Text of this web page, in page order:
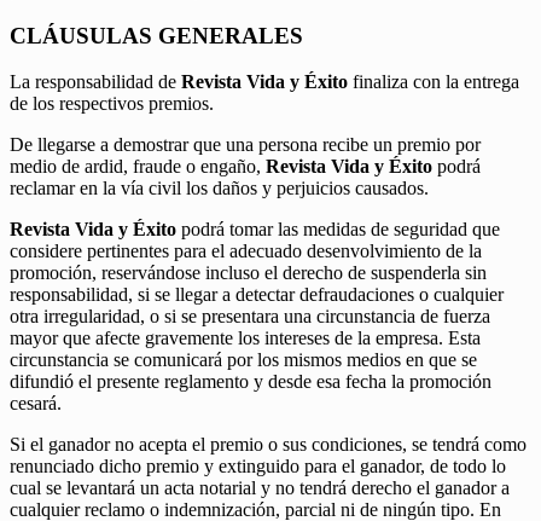
CLÁUSULAS GENERALES
La responsabilidad de Revista Vida y Éxito finaliza con la entrega
de los respectivos premios.
De llegarse a demostrar que una persona recibe un premio por
medio de ardid, fraude o engaño, Revista Vida y Éxito podrá
reclamar en la vía civil los daños y perjuicios causados.
Revista Vida y Éxito podrá tomar las medidas de seguridad que
considere pertinentes para el adecuado desenvolvimiento de la
promoción, reservándose incluso el derecho de suspenderla sin
responsabilidad, si se llegar a detectar defraudaciones o cualquier
otra irregularidad, o si se presentara una circunstancia de fuerza
mayor que afecte gravemente los intereses de la empresa. Esta
circunstancia se comunicará por los mismos medios en que se
difundió el presente reglamento y desde esa fecha la promoción
cesará.
Si el ganador no acepta el premio o sus condiciones, se tendrá como
renunciado dicho premio y extinguido para el ganador, de todo lo
cual se levantará un acta notarial y no tendrá derecho el ganador a
cualquier reclamo o indemnización, parcial ni de ningún tipo. En